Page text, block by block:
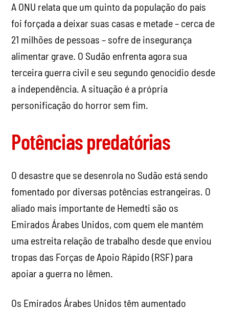
A ONU relata que um quinto da população do país
foi forçada a deixar suas casas e metade – cerca de
21 milhões de pessoas – sofre de insegurança
alimentar grave. O Sudão enfrenta agora sua
terceira guerra civil e seu segundo genocídio desde
a independência. A situação é a própria
personificação do horror sem fim.
Potências predatórias
O desastre que se desenrola no Sudão está sendo
fomentado por diversas potências estrangeiras. O
aliado mais importante de Hemedti são os
Emirados Árabes Unidos, com quem ele mantém
uma estreita relação de trabalho desde que enviou
tropas das Forças de Apoio Rápido (RSF) para
apoiar a guerra no Iêmen.
Os Emirados Árabes Unidos têm aumentado